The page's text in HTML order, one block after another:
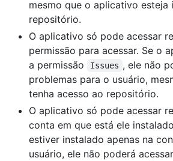
mesmo que o aplicativo esteja
repositório.
O aplicativo só pode acessar
permissão para acessar. Se o
a permissão
Issues , ele não
problemas para o usuário,
tenha acesso ao repositório.
O aplicativo só pode acessar
conta em que está ele
estiver instalado apenas na
usuário, ele não poderá